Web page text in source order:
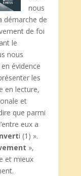
nous
démarche de
de foi
le
nous
évidence
les
en lecture,
et
que parmi
eux a
i (1) ».
»,
et mieux